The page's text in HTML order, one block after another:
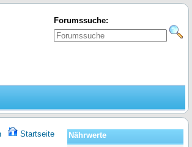
Forumssuche:
Startseite
Nährwerte